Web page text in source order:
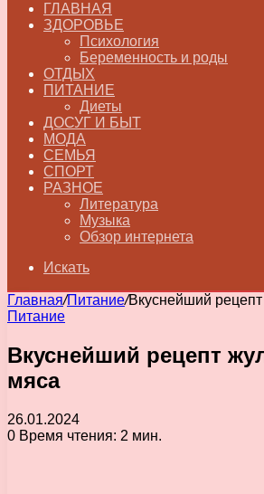
ГЛАВНАЯ
ЗДОРОВЬЕ
Психология
Беременность и роды
ОТДЫХ
ПИТАНИЕ
Диеты
ДОСУГ И БЫТ
МОДА
СЕМЬЯ
СПОРТ
РАЗНОЕ
Литература
Музыка
Обзор интернета
Искать
Главная/Питание/Вкуснейший
Питание
Вкуснейший рецепт
мяса
26.01.2024
0 Время чтения: 2 мин.